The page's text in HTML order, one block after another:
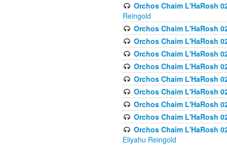
Orchos Chaim L'HaRosh
Reingold
Orchos Chaim L'HaRosh
Orchos Chaim L'HaRosh
Orchos Chaim L'HaRosh
Orchos Chaim L'HaRosh
Orchos Chaim L'HaRosh
Orchos Chaim L'HaRosh
Orchos Chaim L'HaRosh
Orchos Chaim L'HaRosh
Orchos Chaim L'HaRosh
Eliyahu Reingold